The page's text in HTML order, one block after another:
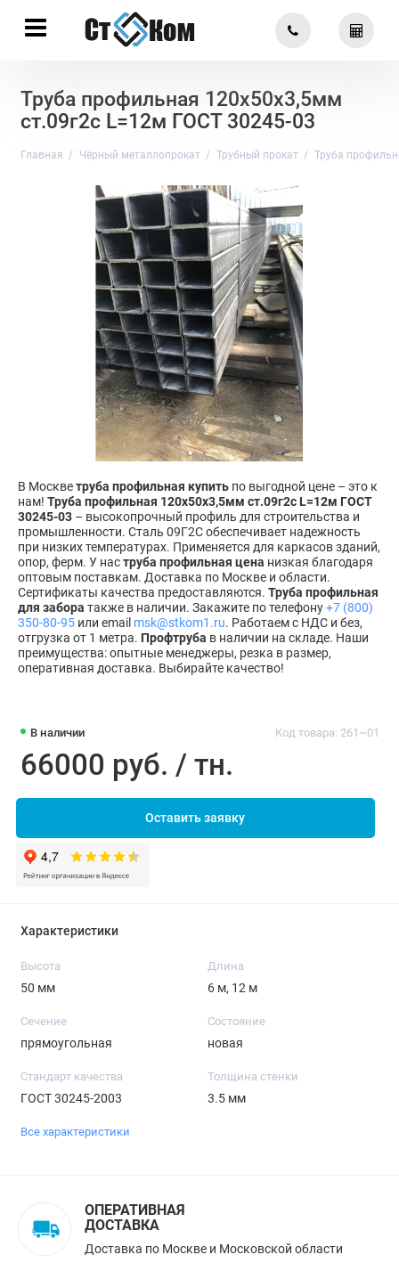
Труба профильная 120х50х3,5мм
ст.09г2с L=12м ГОСТ 30245-03
Главная Чёрный металлопрокат Трубный прокат Труба
В наличии Код товара: 261~01
66000 руб. / тн.
Оставить заявку
В Москветруба профильная купить по выгодной цене – это к
нам! Труба профильная 120х50х3,5мм ст.09г2с L=12м ГОСТ
30245-03 – высокопрочный профиль для строительства и
промышленности. Сталь 09Г2С обеспечивает надежность
при низких температурах. Применяется для каркасов зданий,
опор, ферм. У наструба профильная цена низкая благодаря
оптовым поставкам. Доставка по Москве и области.
Сертификаты качества предоставляются. Труба профильная
для забора также в наличии. Закажите по телефону+7 (800)
350-80-95 или email msk@stkom1.ru. Работаем с НДС и без,
отгрузка от 1 метра. Профтруба в наличии на складе. Наши
преимущества: опытные менеджеры, резка в размер,
оперативная доставка. Выбирайте качество!
Характеристики
Высота
50 мм
Длина
6 м, 12 м
Сечение
прямоугольная
Состояние
новая
Стандарт качества
ГОСТ 30245-2003
Толщина стенки
3.5 мм
Все характеристики
ОПЕРАТИВНАЯ
ДОСТАВКА
Доставка по Москве и Московской области